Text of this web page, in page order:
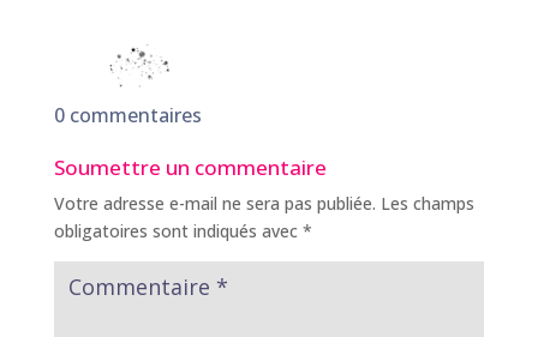
0 commentaires
Soumettre un commentaire
Votre adresse e-mail ne sera pas publiée. Les champs
obligatoires sont indiqués avec *